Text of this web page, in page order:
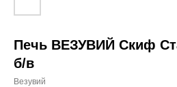
Печь ВЕЗУВИЙ Скиф
б/в
Везувий